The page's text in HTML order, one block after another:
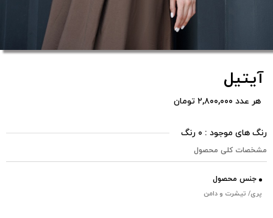
آیتیل
هر عدد ۲,۸۰۰,۰۰۰ تومان
رنگ های موجود : ۰ رنگ
مشخصات کلی محصول
جنس محصول
پری/ تیشرت و دامن